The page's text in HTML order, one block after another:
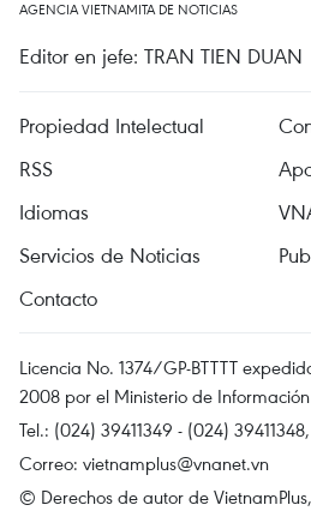
AGENCIA VIETNAMITA DE NOTICIAS
Editor en jefe: TRAN TIEN DUAN
Propiedad Intelectual
RSS
Idiomas
Servicios de Noticias
Contacto
Licencia No. 1374/GP-BTTTT
2008 por el Ministerio de
Tel.: (024) 39411349 - (024)
Correo: vietnamplus@vnanet.vn
© Derechos de autor de